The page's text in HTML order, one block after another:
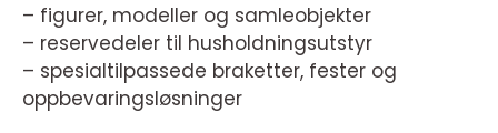
– figurer, modeller og samleobjekter
– reservedeler til husholdningsutstyr
– spesialtilpassede braketter, fester og
oppbevaringsløsninger